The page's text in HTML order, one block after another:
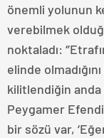
önemli yolunun
verebilmek
noktaladı:
elinde
kilitlendiğin
Peygamer
bir sözü var,